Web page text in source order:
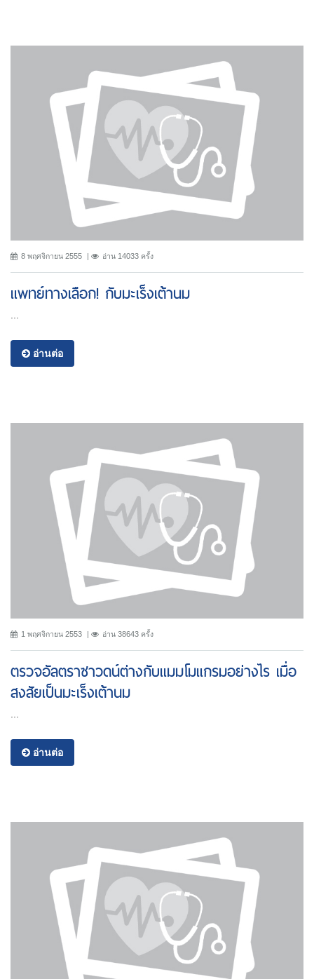
8 พฤศจิกายน 2555 อ่าน 14033 ครั้ง
แพทย์ทางเลือก! กับมะเร็งเต้านม
...
อ่านต่อ
1 พฤศจิกายน 2553 อ่าน 38643 ครั้ง
ตรวจอัลตราซาวดน์ต่างกับแมมโมแกรมอย่างไร เมื่อ
สงสัยเป็นมะเร็งเต้านม
อ่านต่อ